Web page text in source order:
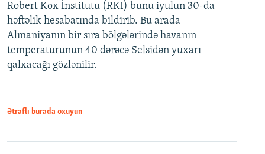
Robert Kox İnstitutu (RKI) bunu iyulun 30-da
həftəlik hesabatında bildirib. Bu arada
Almaniyanın bir sıra bölgələrində havanın
temperaturunun 40 dərəcə Selsidən yuxarı
qalxacağı gözlənilir.
Ətraflı burada oxuyun